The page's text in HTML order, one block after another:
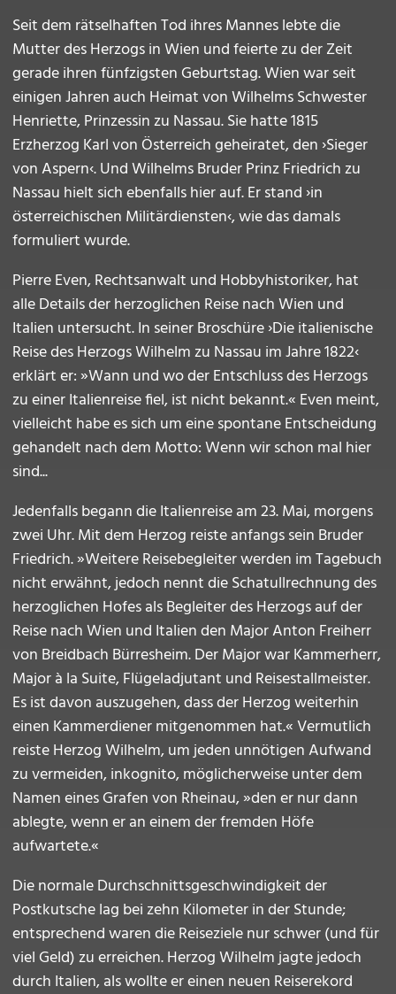
Seit dem rätselhaften Tod ihres Mannes lebte die
Mutter des Herzogs in Wien und feierte zu der Zeit
gerade ihren fünfzigsten Geburtstag. Wien war seit
einigen Jahren auch Heimat von Wilhelms Schwester
Henriette, Prinzessin zu Nassau. Sie hatte 1815
Erzherzog Karl von Österreich geheiratet, den ›Sieger
von Aspern‹. Und Wilhelms Bruder Prinz Friedrich zu
Nassau hielt sich ebenfalls hier auf. Er stand ›in
österreichischen Militärdiensten‹, wie das damals
formuliert wurde.
Pierre Even, Rechtsanwalt und Hobbyhistoriker, hat
alle Details der herzoglichen Reise nach Wien und
Italien untersucht. In seiner Broschüre ›Die italienische
Reise des Herzogs Wilhelm zu Nassau im Jahre 1822‹
erklärt er: »Wann und wo der Entschluss des Herzogs
zu einer Italienreise fiel, ist nicht bekannt.« Even meint,
vielleicht habe es sich um eine spontane Entscheidung
gehandelt nach dem Motto: Wenn wir schon mal hier
sind...
Jedenfalls begann die Italienreise am 23. Mai, morgens
zwei Uhr. Mit dem Herzog reiste anfangs sein Bruder
Friedrich. »Weitere Reisebegleiter werden im Tagebuch
nicht erwähnt, jedoch nennt die Schatullrechnung des
herzoglichen Hofes als Begleiter des Herzogs auf der
Reise nach Wien und Italien den Major Anton Freiherr
von Breidbach Bürresheim. Der Major war Kammerherr,
Major à la Suite, Flügeladjutant und Reisestallmeister.
Es ist davon auszugehen, dass der Herzog weiterhin
einen Kammerdiener mitgenommen hat.« Vermutlich
reiste Herzog Wilhelm, um jeden unnötigen Aufwand
zu vermeiden, inkognito, möglicherweise unter dem
Namen eines Grafen von Rheinau, »den er nur dann
ablegte, wenn er an einem der fremden Höfe
aufwartete.«
Die normale Durchschnittsgeschwindigkeit der
Postkutsche lag bei zehn Kilometer in der Stunde;
entsprechend waren die Reiseziele nur schwer (und für
viel Geld) zu erreichen. Herzog Wilhelm jagte jedoch
durch Italien, als wollte er einen neuen Reiserekord